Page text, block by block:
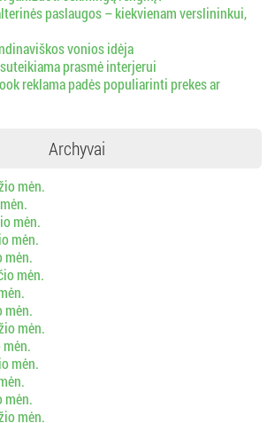
paslaugos – kiekvienam verslininkui,
vonios idėja
prasmė interjerui
reklama padės populiarinti prekes ar
Archyvai
mėn.
mėn.
mėn.
mėn.
mėn.
mėn.
mėn.
mėn.
mėn.
mėn.